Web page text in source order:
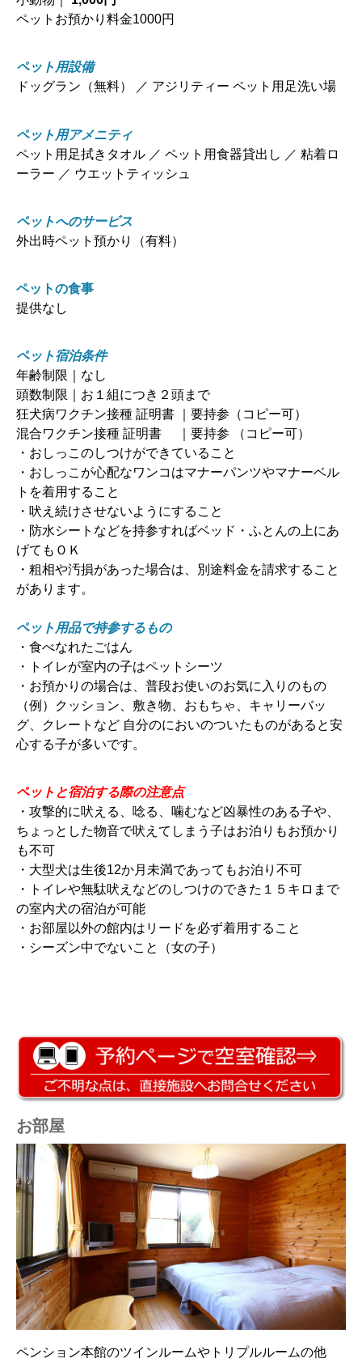
ペットお預かり料金1000円
ペット用設備
ドッグラン（無料） ／ アジリティー ペット用足洗い場
ペット用アメニティ
ペット用足拭きタオル ／ ペット用食器貸出し ／ 粘着ロ
ーラー ／ ウエットティッシュ
ペットへのサービス
外出時ペット預かり（有料）
ペットの食事
提供なし
ペット宿泊条件
年齢制限｜なし
頭数制限｜お１組につき２頭まで
狂犬病ワクチン接種 証明書 ｜要持参（コピー可）
混合ワクチン接種 証明書 ｜要持参 （コピー可）
・おしっこのしつけができていること
・おしっこが心配なワンコはマナーパンツやマナーベル
トを着用すること
・吠え続けさせないようにすること
・防水シートなどを持参すればベッド・ふとんの上にあ
げてもＯＫ
・粗相や汚損があった場合は、別途料金を請求すること
があります。
ペット用品で持参するもの
・食べなれたごはん
・トイレが室内の子はペットシーツ
・お預かりの場合は、普段お使いのお気に入りのもの
（例）クッション、敷き物、おもちゃ、キャリーバッ
グ、クレートなど 自分のにおいのついたものがあると安
心する子が多いです。
ペットと宿泊する際の注意点
・攻撃的に吠える、唸る、噛むなど凶暴性のある子や、
ちょっとした物音で吠えてしまう子はお泊りもお預かり
も不可
・大型犬は生後12か月未満であってもお泊り不可
・トイレや無駄吠えなどのしつけのできた１５キロまで
の室内犬の宿泊が可能
・お部屋以外の館内はリードを必ず着用すること
・シーズン中でないこと（女の子）
お部屋
ペンション本館のツインルームやトリプルルームの他